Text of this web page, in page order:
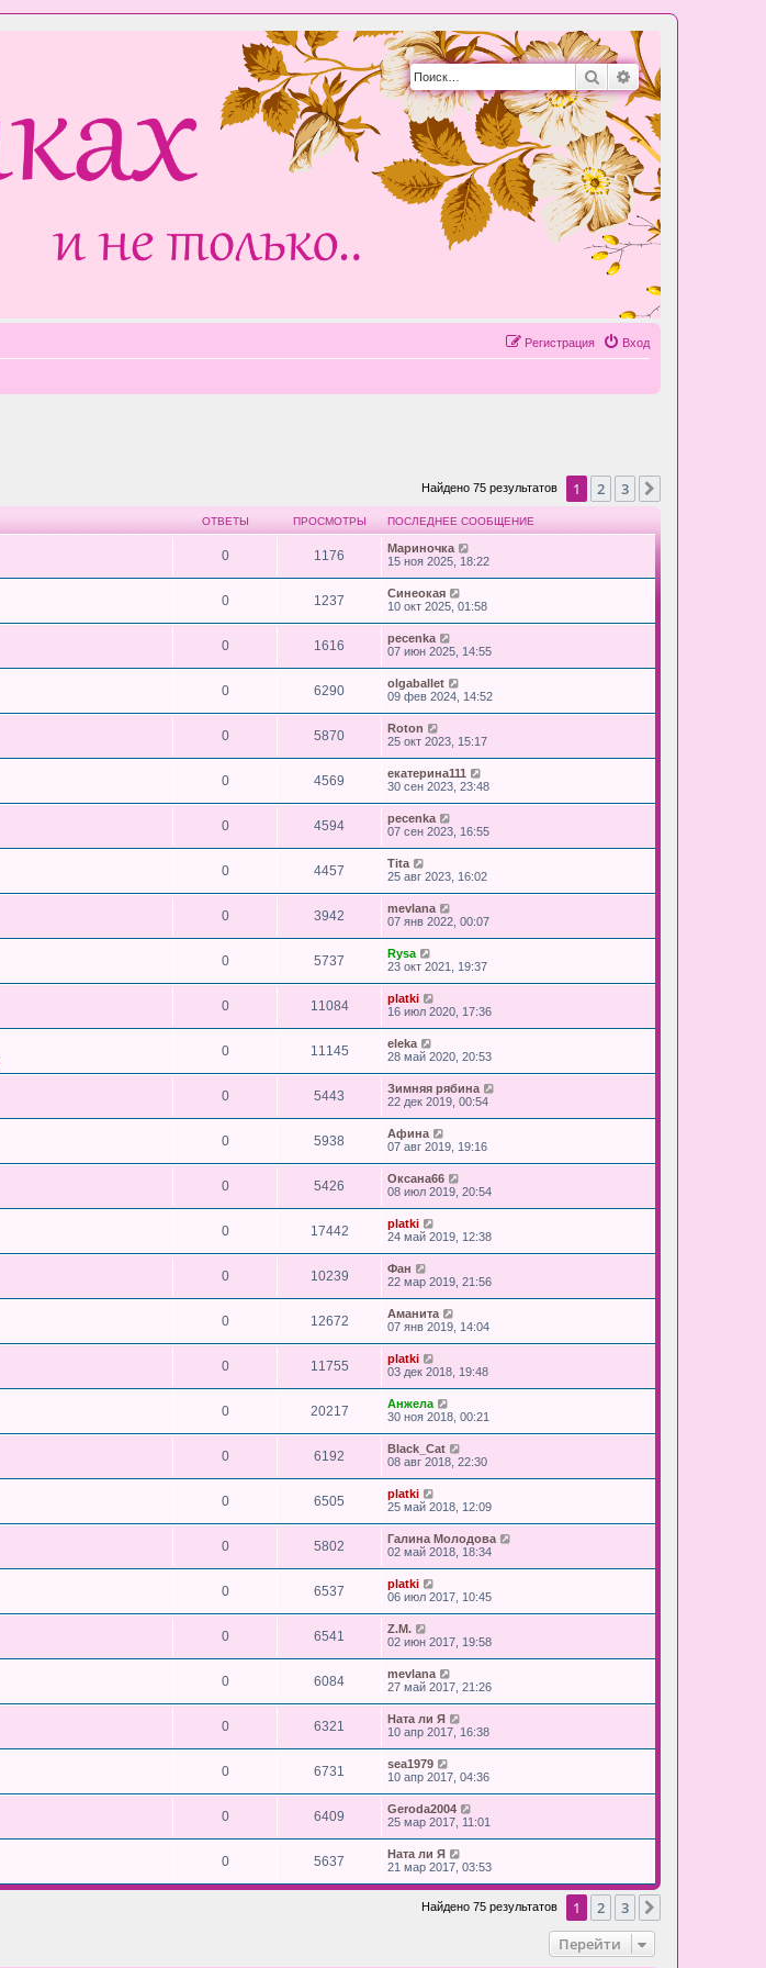
ПоискРасширенный
Вход
Регистрация
Найдено 75 результатов 1 2 3
ОТВЕТЫ ПРОСМОТРЫ ПОСЛЕДНЕЕ СООБЩЕНИЕ
0 1176
Мариночка
15 ноя 2025, 18:22
0 1237
Синеокая
10 окт 2025, 01:58
0 1616
pecenka
07 июн 2025, 14:55
0 6290
olgaballet
09 фев 2024, 14:52
0 5870
Roton
25 окт 2023, 15:17
0 4569
екатерина111
30 сен 2023, 23:48
0 4594
pecenka
07 сен 2023, 16:55
0 4457
Tita
25 авг 2023, 16:02
0 3942
mevlana
07 янв 2022, 00:07
0 5737
Rysa
23 окт 2021, 19:37
0 11084
platki
16 июл 2020, 17:36
0 11145
eleka
28 май 2020, 20:53
0 5443
Зимняя рябина
22 дек 2019, 00:54
0 5938
Афина
07 авг 2019, 19:16
0 5426
Оксана66
08 июл 2019, 20:54
0 17442
platki
24 май 2019, 12:38
0 10239
Фан
22 мар 2019, 21:56
0 12672
Аманита
07 янв 2019, 14:04
0 11755
platki
03 дек 2018, 19:48
0 20217
Анжела
30 ноя 2018, 00:21
0 6192
Black_Cat
08 авг 2018, 22:30
0 6505
platki
25 май 2018, 12:09
0 5802
Галина Молодова
02 май 2018, 18:34
0 6537
platki
06 июл 2017, 10:45
0 6541
Z.M.
02 июн 2017, 19:58
0 6084
mevlana
27 май 2017, 21:26
0 6321
Ната ли Я
10 апр 2017, 16:38
0 6731
sea1979
10 апр 2017, 04:36
0 6409
Geroda2004
25 мар 2017, 11:01
0 5637
Ната ли Я
21 мар 2017, 03:53
Найдено 75 результатов 1 2 3
Перейти